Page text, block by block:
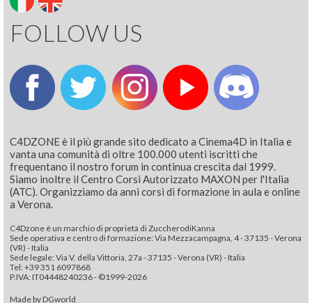
FOLLOW US
C4DZONE è il più grande sito dedicato a Cinema4D in Italia e
vanta una comunità di oltre 100.000 utenti iscritti che
frequentano il nostro forum in continua crescita dal 1999.
Siamo inoltre il Centro Corsi Autorizzato MAXON per l'Italia
(ATC). Organizziamo da anni corsi di formazione in aula e online
a Verona.
C4Dzone è un marchio di proprietà di ZuccherodiKanna
Sede operativa e centro di formazione: Via Mezzacampagna, 4 - 37135 - Verona
(VR) - Italia
Sede legale: Via V. della Vittoria, 27a - 37135 - Verona (VR) - Italia
Tel: +39 351 6097868‬
P.IVA: IT04448240236 - ©1999-2026
Made by DGworld